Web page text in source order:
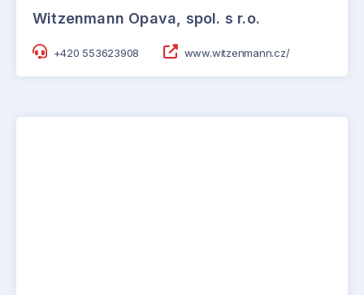
Witzenmann Opava, spol. s r.o.
+420 553623908 www.witzenmann.cz/